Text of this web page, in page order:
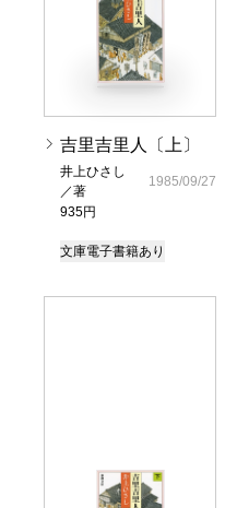
吉里吉里人〔上〕
井上ひさし
／著
935円
1985/09/27
文庫電子書籍あり